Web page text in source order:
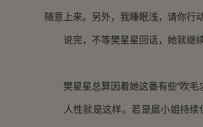
随意上来。另外，我睡眠浅，请你行
说完，不等樊星星回话，她就继续
樊星星总算因着她这番有些“吹毛
人性就是这样。若是扈小姐持续